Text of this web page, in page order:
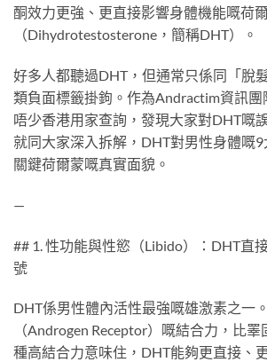
酮效力更強、更直接影響身體機能嘅荷
（Dihydrotestosterone，簡稱DHT）。
好多人都聽過DHT，但通常只係同「脫
類負面標籤掛鉤。作為Andractim資訊
唔少香港用家查詢，發現大家對DHT嘅
就同大家深入拆解，DHT對男性身體嘅
關鍵荷爾蒙嘅真實面貌。
—
## 1. 性功能與性慾（Libido）：DHT直
號
DHT係男性體內活性最強嘅雄激素之一
（Androgen Receptor）嘅結合力，比
種高結合力意味住，DHT能夠更直接、